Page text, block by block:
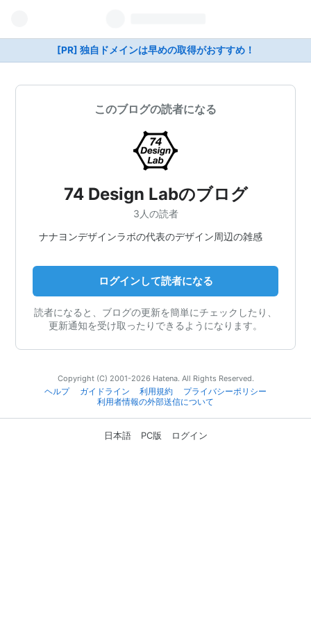
[PR] 独自ドメインは早めの取得がおすすめ！
このブログの読者になる
74 Design Labのブログ
3人の読者
ナナヨンデザインラボの代表のデザイン周辺の雑感
ログインして読者になる
読者になると、ブログの更新を簡単にチェックしたり、
更新通知を受け取ったりできるようになります。
Copyright (C) 2001-2026 Hatena. All Rights Reserved.
ヘルプ
ガイドライン 利用規約
プライバシーポリシー
利用者情報の外部送信について
日本語 PC版 ログイン